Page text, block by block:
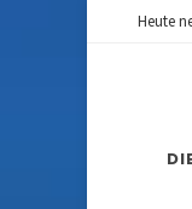
Heute